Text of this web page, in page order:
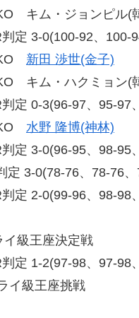
キム・ジョンピル(
定 3-0(100-92、100-
新田 渉世(金子)
キム・ハクミョン(
定 0-3(96-97、95-97
水野 隆博(神林)
定 3-0(96-95、98-95
3-0(78-76、78-76
定 2-0(99-96、98-98
級王座決定戦
定 1-2(97-98、97-98
イ級王座挑戦